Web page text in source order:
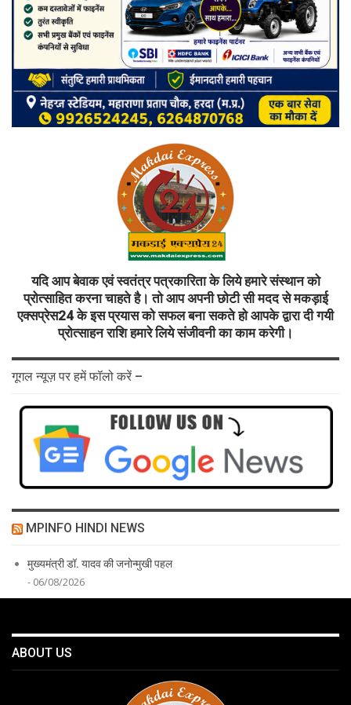
यदि आप बेवाक एवं स्वतंत्र पत्रकारिता के लिये हमारे संस्थान को
प्रोत्साहित करना चाहते है। तो आप अपनी छोटी सी मदद से मकड़ाई
एक्सप्रेस24 के इस प्रयास को सफल बना सकते हो आपके द्वारा दी गयी
प्रोत्साहन राशि हमारे लिये संजीवनी का काम करेगी।
गूगल न्यूज़ पर हमें फॉलो करें –
MPINFO HINDI NEWS
मुख्यमंत्री डॉ. यादव की जनोन्मुखी पहल
- 06/08/2026
ABOUT US